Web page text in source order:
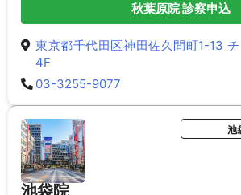
秋葉原院 診察申込
東京都千代田区神田佐久間町1-13
4F
03-3255-9077
池袋院
池